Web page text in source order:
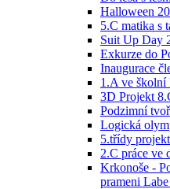
Halloween
5.C matika s
Suit Up Day
Exkurze do
Inaugurace
1.A ve školní
3D Projekt
Podzimní
Logická
5.třídy
2.C práce ve
Krkonoše -
prameni